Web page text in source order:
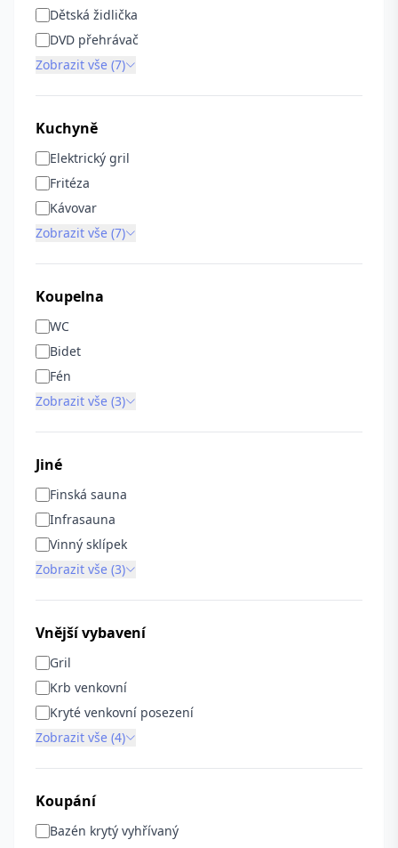
Dětská židlička
DVD přehrávač
Zobrazit vše (7)
Kuchyně
Elektrický gril
Fritéza
Kávovar
Zobrazit vše (7)
Koupelna
WC
Bidet
Fén
Zobrazit vše (3)
Jiné
Finská sauna
Infrasauna
Vinný sklípek
Zobrazit vše (3)
Vnější vybavení
Gril
Krb venkovní
Kryté venkovní posezení
Zobrazit vše (4)
Koupání
Bazén krytý vyhřívaný